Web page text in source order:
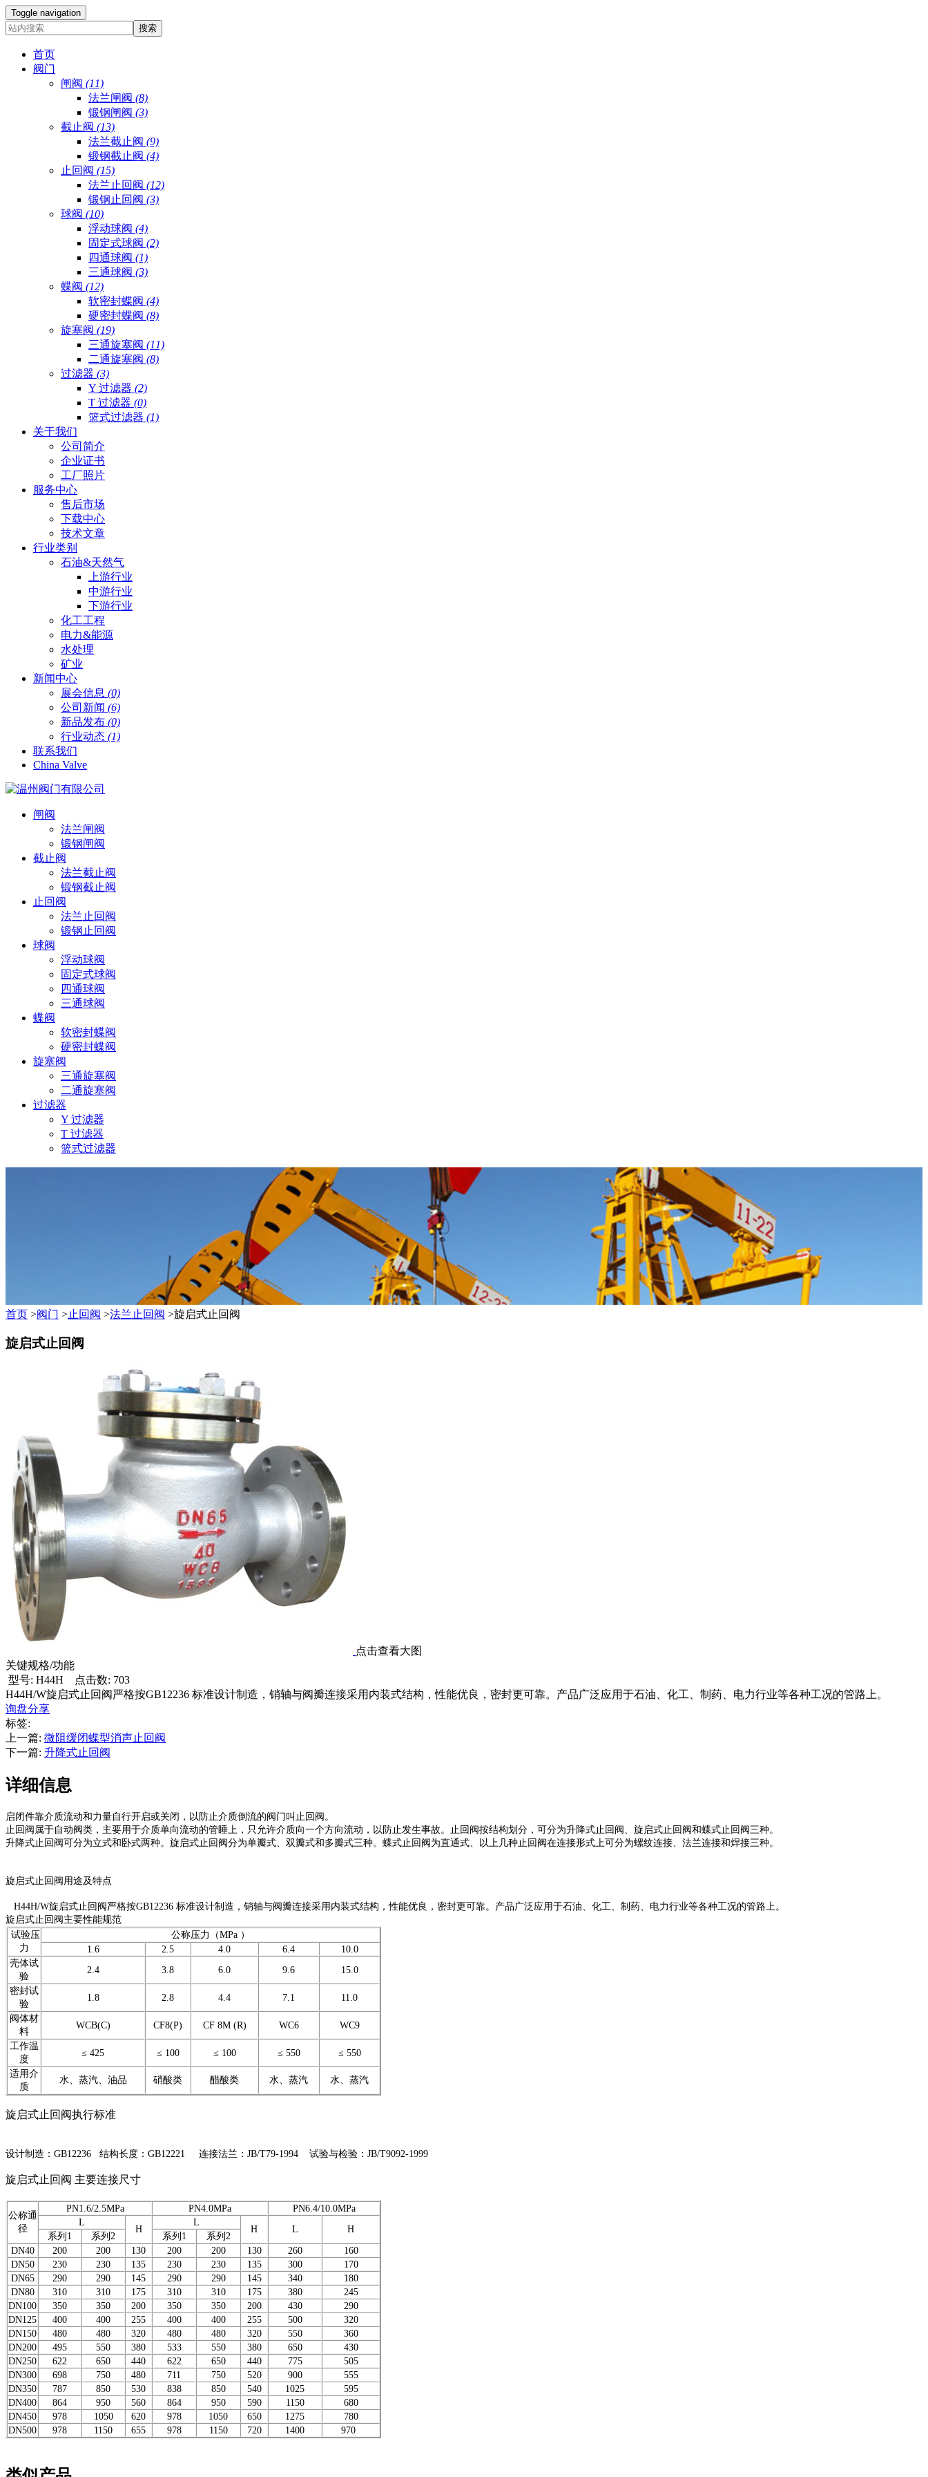
Toggle navigation
首页
阀门
闸阀 (11)
法兰闸阀 (8)
锻钢闸阀 (3)
截止阀 (13)
法兰截止阀 (9)
锻钢截止阀 (4)
止回阀 (15)
法兰止回阀 (12)
锻钢止回阀 (3)
球阀 (10)
浮动球阀 (4)
固定式球阀 (2)
四通球阀 (1)
三通球阀 (3)
蝶阀 (12)
软密封蝶阀 (4)
硬密封蝶阀 (8)
旋塞阀 (19)
三通旋塞阀 (11)
二通旋塞阀 (8)
过滤器 (3)
Y 过滤器 (2)
T 过滤器 (0)
篮式过滤器 (1)
关于我们
公司简介
企业证书
工厂照片
服务中心
售后市场
下载中心
技术文章
行业类别
石油&天然气
上游行业
中游行业
下游行业
化工工程
电力&能源
水处理
矿业
新闻中心
展会信息 (0)
公司新闻 (6)
新品发布 (0)
行业动态 (1)
联系我们
China Valve
闸阀
法兰闸阀
锻钢闸阀
截止阀
法兰截止阀
锻钢截止阀
止回阀
法兰止回阀
锻钢止回阀
球阀
浮动球阀
固定式球阀
四通球阀
三通球阀
蝶阀
软密封蝶阀
硬密封蝶阀
旋塞阀
三通旋塞阀
二通旋塞阀
过滤器
Y 过滤器
T 过滤器
篮式过滤器
首页 >阀门 >止回阀 >法兰止回阀 >旋启式止回阀
旋启式止回阀
点击查看大图
关键规格/功能
型号: H44H
点击数: 703
H44H/W旋启式止回阀严格按GB12236 标准设计制造，销轴与阀瓣连接采用内装式结构，性能优良，密封更可靠。产品广泛应用于石油、化工、制药、电力行业等各种工况的管路上。
询盘分享
标签:
上一篇: 微阻缓闭蝶型消声止回阀
下一篇: 升降式止回阀
详细信息
启闭件靠介质流动和力量自行开启或关闭，以防止介质倒流的阀门叫止回阀 。
止回阀 属于自动阀类，主要用于介质单向流动的管睡上，只允许介质向一个方向流动，以防止发生事故。 止回阀按结构划分，可分为升降式止回阀 旋启式止回阀和蝶式止回阀 三种。
升降式止回阀可分为立式和卧式两种。旋启式止回阀分为单瓣式、双瓣式和多瓣式三种。 蝶式止回阀 为直通式、以上几种 止回阀在连接形式上可分为螺纹连接、法兰连接和焊接三种。
旋启式止回阀用途及特点
H44H/W旋启式止回阀严格按GB12236 标准设计制造，销轴与阀瓣连接采用内装式结构，性能优良，密封更可靠。产品广泛应用于石油、化工、制药、电力行业等各种工况的管路上。
旋启式止回阀主要性能规范
试验压
力
公称压力（MPa ）
1.6
2.5 4.0 6.4
10.0
壳体试
验
2.4 3.8 6.0 9.6
15.0
密封试
验
1.8 2.8 4.4 7.1
11.0
阀体材
料
WCB(C) CF8(P) CF 8M (R) WC6
WC9
工作温
度
≤ 425 ≤ 100 ≤ 100 ≤ 550
≤ 550
适用介
质
水、蒸汽、油品 硝酸类 醋酸类 水、蒸汽 水、蒸汽
旋启式止回阀执行标准
设计制造： GB12236 结构长度： GB12221 连接法兰： JB/T79-1994 试验与检验： JB/T9092-1999
旋启式止回阀 主要连接尺寸
公称通
径
PN1.6/2.5MPa PN4.0MPa
PN6.4/10.0MPa
L
H
L
H L H
系列 1 系列 2 系列 1 系列 2
DN40
200 200 130 200 200 130 260
160
DN50
230 230 135 230 230 135 300
170
DN65
290 290 145 290 290 145 340
180
DN80
310 310 175 310 310 175 380
245
DN100
350 350 200 350 350 200 430
290
DN125
400 400 255 400 400 255 500
320
DN150
480 480 320 480 480 320 550
360
DN200
495 550 380 533 550 380 650
430
DN250
622 650 440 622 650 440 775
505
DN300
698 750 480 711 750 520 900
555
DN350
787 850 530 838 850 540 1025
595
DN400
864 950 560 864 950 590 1150
680
DN450
978 1050 620 978 1050 650 1275
780
DN500
978 1150 655 978 1150 720 1400 970